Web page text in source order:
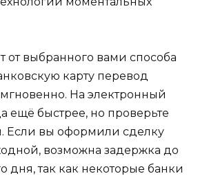
от выбранного вами способа
карту перевод
На электронный
ещё быстрее, но проверьте
Если вы оформили сделку
возможна задержка до
дня, так как некоторые банки